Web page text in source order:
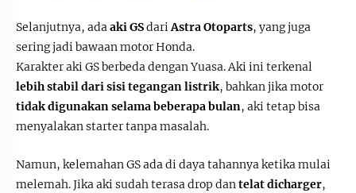
Selanjutnya, ada aki GSdari Astra Otoparts, yang juga
sering jadi bawaan motor Honda.
Karakter aki GS berbeda dengan Yuasa. Aki ini terkenal
lebih stabil dari sisi tegangan listrik, bahkan jika motor
tidak digunakan selama beberapa bulan, aki tetap bisa
menyalakan starter tanpa masalah.
Namun, kelemahan GS ada di daya tahannya ketika mulai
melemah. Jika aki sudah terasa drop dantelat dicharger,